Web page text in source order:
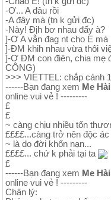
-Ơ... A đâu rồi
-A đây mà (tn k gửi đc)
-Này! Địh bơ nhau đấy à?
]-Ơ A vẫn đag nt cho E
]-ĐM khih nhau vừa thôi
]-Ơ ĐM con điên, chia mẹ
CÔNG)
>>> VIETTEL: chắp cánh
------Bạn đang xem Me
online vui vẻ ! ---------
£
£
~ càng chịu nhiều tổn
££££...càng trở nên độc ác
~ là do đời khốn nạn...
££££... chứ k phải tại ta
£
------Bạn đang xem Me
online vui vẻ ! ---------
Chân lý: